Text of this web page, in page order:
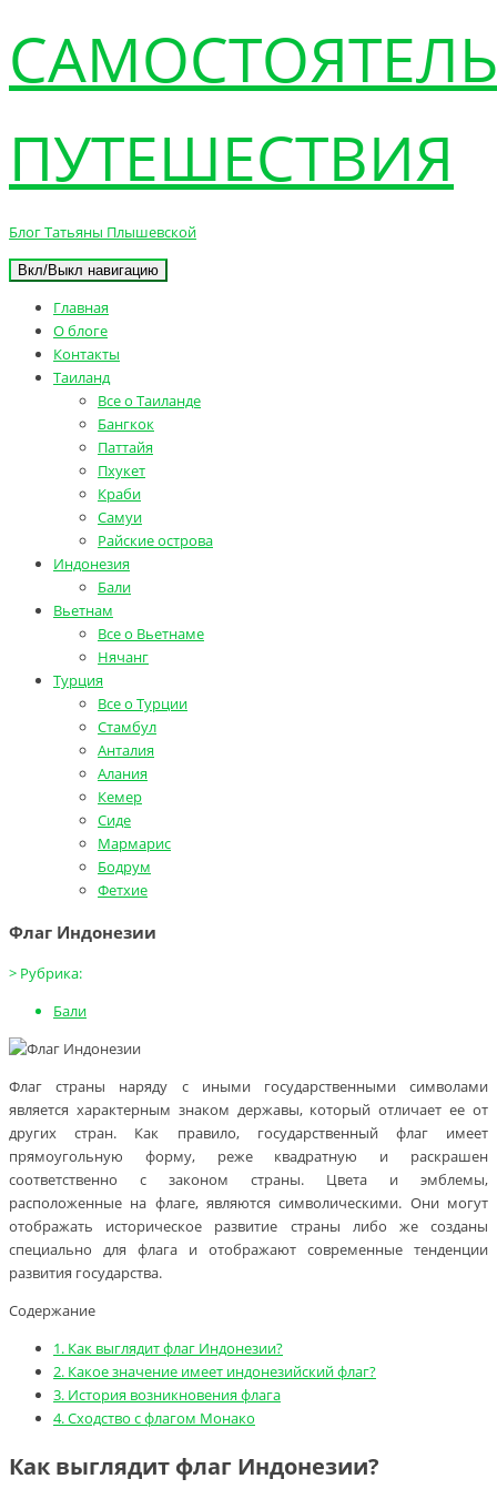
ПУТЕШЕСТВИЯ
Блог Татьяны Плышевской
Вкл/Выкл навигацию
Главная
О блоге
Контакты
Таиланд
Все о Таиланде
Бангкок
Паттайя
Пхукет
Краби
Самуи
Райские острова
Индонезия
Бали
Вьетнам
Все о Вьетнаме
Нячанг
Турция
Все о Турции
Стамбул
Анталия
Алания
Кемер
Сиде
Мармарис
Бодрум
Фетхие
Флаг Индонезии
> Рубрика:
Бали
Флаг страны наряду с иными государственными символами
является характерным знаком державы, который отличает ее от
других стран. Как правило, государственный флаг имеет
прямоугольную форму, реже квадратную и раскрашен
соответственно с законом страны. Цвета и эмблемы,
расположенные на флаге, являются символическими. Они могут
отображать историческое развитие страны либо же созданы
специально для флага и отображают современные тенденции
развития государства.
Содержание
1. Как выглядит флаг Индонезии?
2. Какое значение имеет индонезийский флаг?
3. История возникновения флага
4.Сходство с флагом Монако
Как выглядит флаг Индонезии?